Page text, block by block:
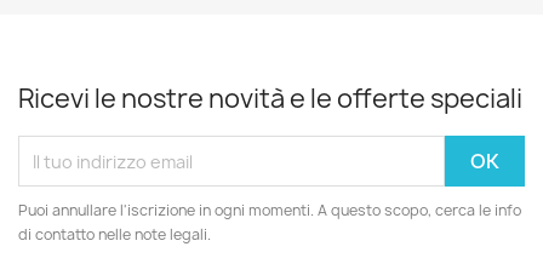
Ricevi le nostre novità e le offerte speciali
Puoi annullare l'iscrizione in ogni momenti. A questo scopo, cerca le info
di contatto nelle note legali.